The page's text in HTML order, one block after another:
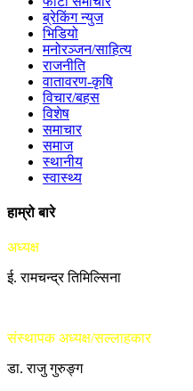
ब्रेकिंग न्युज
भिडियो
मनोरञ्जन/साहित्य
राजनीति
वातावरण-कृषि
विचार/बहस
विशेष
समाचार
समाज
स्थानीय
स्वास्थ्य
हाम्रो बारे
अध्यक्ष
ई. रामचन्द्र तिमिल्सिना
संस्थापक अध्यक्ष/सल्लाहकार
डा. राजु गुरुङ्ग